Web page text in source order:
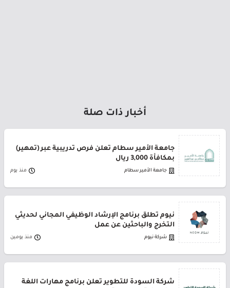
أخبار ذات صلة
جامعة الأمير سطام تعلن فرص تدريبية عبر (تمهير)
بمكافأة 3,000 ريال
جامعة الأمير سطام منذ يوم
نيوم تطلق برنامج الإرشاد الوظيفي المجاني لحديثي
التخرج والباحثين عن عمل
شركة نيوم منذ يومين
شركة السودة للتطوير تعلن برنامج مهارات اللغة